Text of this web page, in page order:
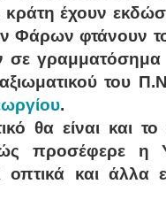
κράτη έχουν
Φάρων φτάνουν
σε γραμματόσημα
του
.
θα είναι και
προσέφερε
οπτικά και άλλα